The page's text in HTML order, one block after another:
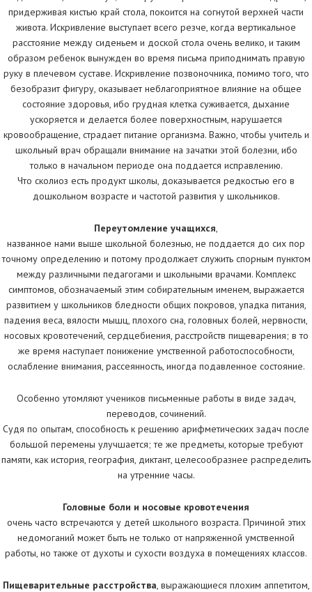
придерживая кистью край стола, покоится на согнутой верхней части
живота. Искривление выступает всего резче, когда вертикальное
расстояние между сиденьем и доской стола очень велико, и таким
образом ребенок вынужден во время письма приподнимать правую
руку в плечевом суставе. Искривление позвоночника, помимо того, что
безобразит фигуру, оказывает неблагоприятное влияние на общее
состояние здоровья, ибо грудная клетка суживается, дыхание
ускоряется и делается более поверхностным, нарушается
кровообращение, страдает питание организма. Важно, чтобы учитель и
школьный врач обращали внимание на зачатки этой болезни, ибо
только в начальном периоде она поддается исправлению.
Что сколиоз есть продукт школы, доказывается редкостью его в
дошкольном возрасте и частотой развития у школьников.
Переутомление учащихся,
названное нами выше школьной болезнью, не поддается до сих пор
точному определению и потому продолжает служить спорным пунктом
между различными педагогами и школьными врачами. Комплекс
симптомов, обозначаемый этим собирательным именем, выражается
развитием у школьников бледности общих покровов, упадка питания,
падения веса, вялости мышц, плохого сна, головных болей, нервности,
носовых кровотечений, сердцебиения, расстройств пищеварения; в то
же время наступает понижение умственной работоспособности,
ослабление внимания, рассеянность, иногда подавленное состояние.
Особенно утомляют учеников письменные работы в виде задач,
переводов, сочинений.
Судя по опытам, способность к решению арифметических задач после
большой перемены улучшается; те же предметы, которые требуют
памяти, как история, география, диктант, целесообразнее распределить
на утренние часы.
Головные боли и носовые кровотечения
очень часто встречаются у детей школьного возраста. Причиной этих
недомоганий может быть не только от напряженной умственной
работы, но также от духоты и сухости воздуха в помещениях классов.
Пищеварительные расстройства, выражающиеся плохим аппетитом,